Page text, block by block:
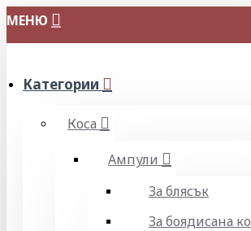
МЕНЮ
Категории
Коса
Ампули
За блясък
За боядисана